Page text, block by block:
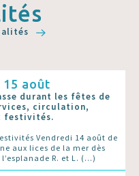
août
durant les fêtes de
circulation,
festivités.
Vendredi 14 août de
aux lices de la mer dès
R. et L. (…)